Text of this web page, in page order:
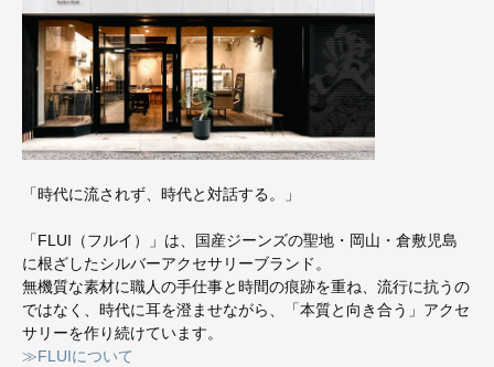
「時代に流されず、時代と対話する。」
「FLUI（フルイ）」は、国産ジーンズの聖地・岡山・倉敷児島
に根ざしたシルバーアクセサリーブランド。
無機質な素材に職人の手仕事と時間の痕跡を重ね、流行に抗うの
ではなく、時代に耳を澄ませながら、「本質と向き合う」アクセ
サリーを作り続けています。
≫FLUIについて